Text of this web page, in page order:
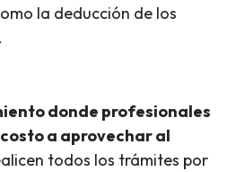
la deducción de los
donde profesionales
a aprovechar al
todos los trámites por